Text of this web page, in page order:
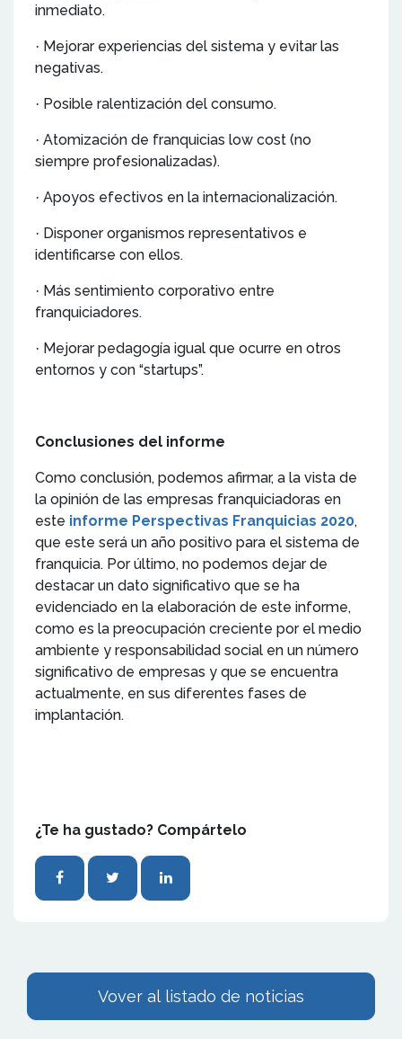
inmediato.
· Mejorar experiencias del sistema y evitar las
negativas.
· Posible ralentización del consumo.
· Atomización de franquicias low cost (no
siempre profesionalizadas).
· Apoyos efectivos en la internacionalización.
· Disponer organismos representativos e
identificarse con ellos.
· Más sentimiento corporativo entre
franquiciadores.
· Mejorar pedagogía igual que ocurre en otros
entornos y con “startups”.
Conclusiones del informe
Como conclusión, podemos afirmar, a la vista de
la opinión de las empresas franquiciadoras en
este informe Perspectivas Franquicias 2020,
que este será un año positivo para el sistema de
franquicia. Por último, no podemos dejar de
destacar un dato significativo que se ha
evidenciado en la elaboración de este informe,
como es la preocupación creciente por el medio
ambiente y responsabilidad social en un número
significativo de empresas y que se encuentra
actualmente, en sus diferentes fases de
implantación.
¿Te ha gustado? Compártelo
Vover al listado de noticias